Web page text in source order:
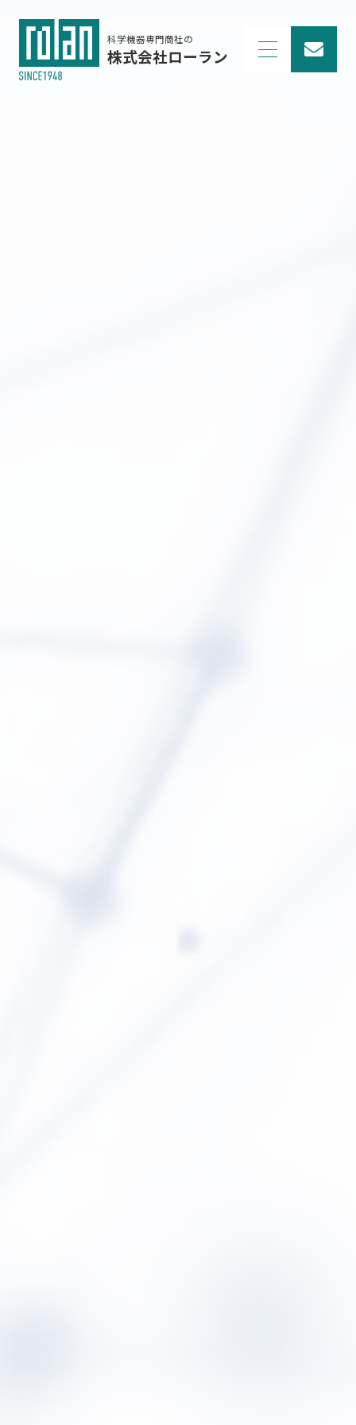
科学機器専門商社の
株式会社ローラン